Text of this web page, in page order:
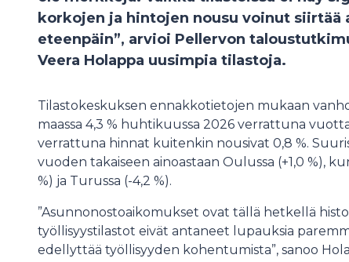
korkojen ja hintojen nousu voinut
eteenpäin”, arvioi Pellervon
Veera Holappa uusimpia tilastoja.
Tilastokeskuksen ennakkotietojen mukaan
maassa 4,3 % huhtikuussa 2026 verrattuna
verrattuna hinnat kuitenkin nousivat 0,8 %.
vuoden takaiseen ainoastaan Oulussa (+1,0 %),
%) ja Turussa (-4,2 %).
”Asunnonostoaikomukset ovat tällä hetkellä
työllisyystilastot eivät antaneet lupauksia
edellyttää työllisyyden kohentumista”, sanoo